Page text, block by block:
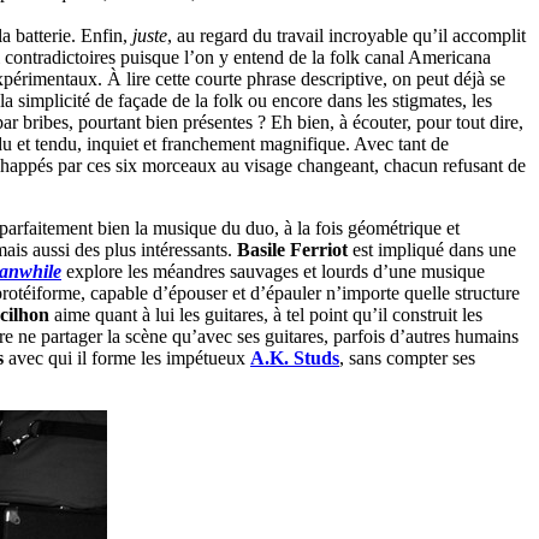
batterie. Enfin, juste, au regard du travail incroyable qu’il accomplit
puisque l’on y entend de la folk canal Americana
À lire cette courte phrase descriptive, on peut déjà se
simplicité de façade de la folk ou encore dans les stigmates, les
bribes, pourtant bien présentes ? Eh bien, à écouter, pour tout dire,
et tendu, inquiet et franchement magnifique. Avec tant de
par ces six morceaux au visage changeant, chacun refusant de
bien la musique du duo, à la fois géométrique et
aussi des plus intéressants. Basile Ferriotest impliqué dans une
explore les méandres sauvages et lourds d’une musique
capable d’épouser et d’épauler n’importe quelle structure
aime quant à lui les guitares, à tel point qu’il construit les
partager la scène qu’avec ses guitares, parfois d’autres humains
avec qui il forme les impétueux A.K. Studs, sans compter ses